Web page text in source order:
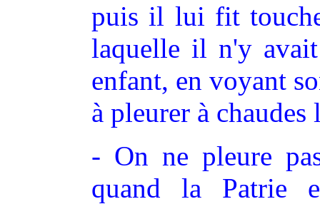
puis il lui fit
laquelle il n'y
enfant, en voyant
à pleurer à chaudes
- On ne pleure
quand la Patrie